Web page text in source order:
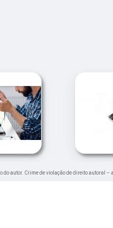
autor. Crime de violação de direito autoral –